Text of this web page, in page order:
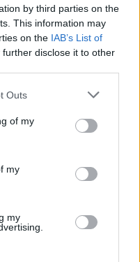
by third parties on the
This information may
on the IAB’s List of
further disclose it to other
one or more Google
You may click to
its third-party tags to
in below Google
Outs
of my
my
my
akár napi 6 liter víz
Juli Kosopalova)
van szükség a gél
ezután fagyasztva
A gél ezután
a
Google anyacége is
ingyen letöltheti!